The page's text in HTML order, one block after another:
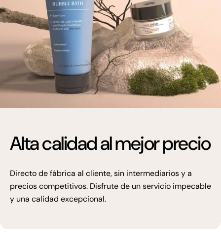
Alta calidad al mejor precio
Directo de fábrica al cliente, sin intermediarios y a
precios competitivos. Disfrute de un servicio impecable
y una calidad excepcional.